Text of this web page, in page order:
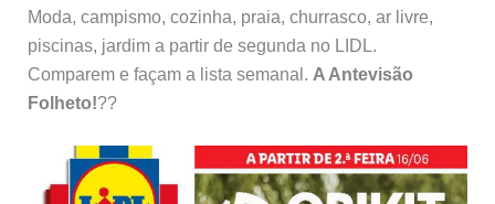
Moda, campismo, cozinha, praia, churrasco, ar livre,
piscinas, jardim a partir de segunda no LIDL.
Comparem e façam a lista semanal. A Antevisão
Folheto!??